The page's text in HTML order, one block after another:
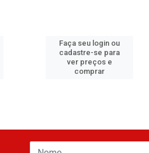
Faça seu login ou
cadastre-se para
ver preços e
comprar